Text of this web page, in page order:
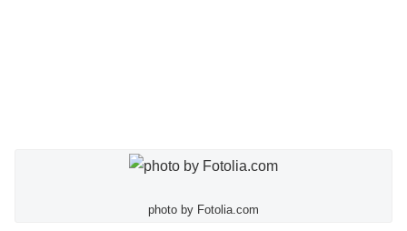
photo by Fotolia.com